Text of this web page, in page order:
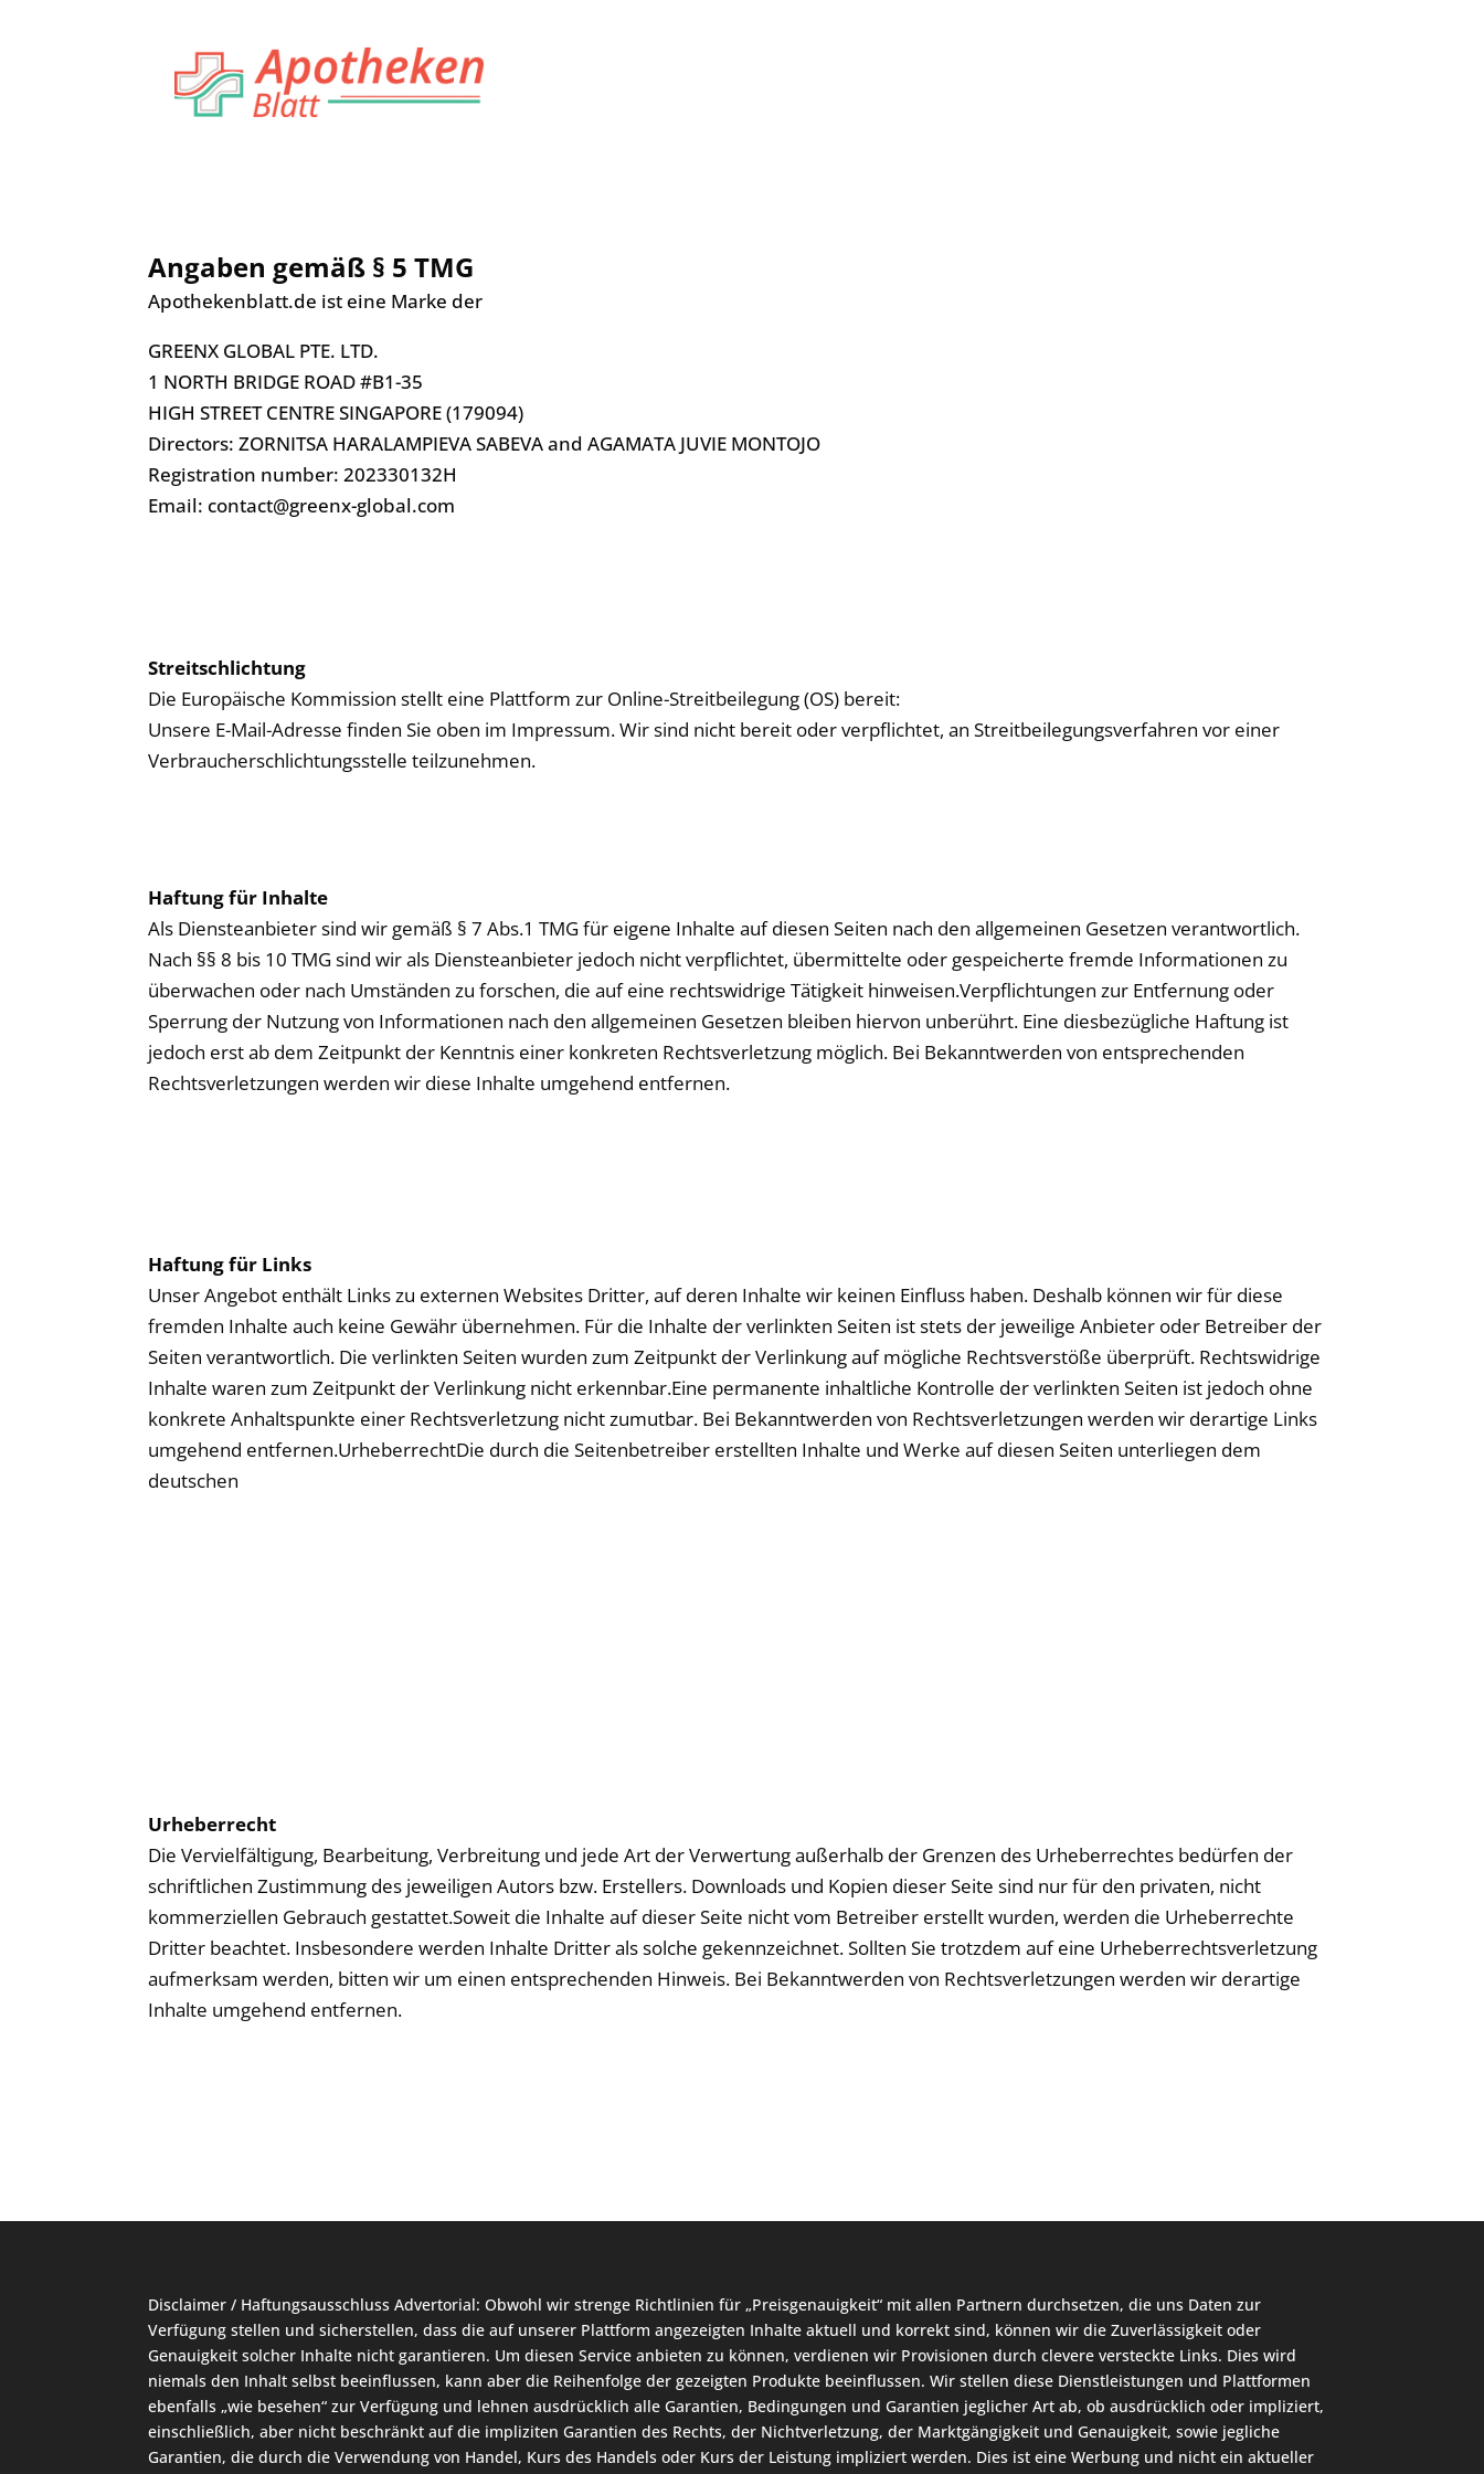
Angaben gemäß § 5 TMG
Apothekenblatt.de ist eine Marke der
GREENX GLOBAL PTE. LTD.
1 NORTH BRIDGE ROAD #B1-35
HIGH STREET CENTRE SINGAPORE (179094)
Directors:ZORNITSA HARALAMPIEVA SABEVA and AGAMATA JUVIE MONTOJO
Registration number:202330132H
Email: contact@greenx-global.com
Streitschlichtung
Die Europäische Kommission stellt eine Plattform zur Online-Streitbeilegung (OS) bereit:
Unsere E-Mail-Adresse finden Sie oben im Impressum. Wir sind nicht bereit oder verpflichtet, an Streitbeilegungsverfahren vor einer
Verbraucherschlichtungsstelle teilzunehmen.
Haftung für Inhalte
Als Diensteanbieter sind wir gemäß § 7 Abs.1 TMG für eigene Inhalte auf diesen Seiten nach den allgemeinen Gesetzen verantwortlich.
Nach §§ 8 bis 10 TMG sind wir als Diensteanbieter jedoch nicht verpflichtet, übermittelte oder gespeicherte fremde Informationen zu
überwachen oder nach Umständen zu forschen, die auf eine rechtswidrige Tätigkeit hinweisen.Verpflichtungen zur Entfernung oder
Sperrung der Nutzung von Informationen nach den allgemeinen Gesetzen bleiben hiervon unberührt. Eine diesbezügliche Haftung ist
jedoch erst ab dem Zeitpunkt der Kenntnis einer konkreten Rechtsverletzung möglich. Bei Bekanntwerden von entsprechenden
Rechtsverletzungen werden wir diese Inhalte umgehend entfernen.
Haftung für Links
Unser Angebot enthält Links zu externen Websites Dritter, auf deren Inhalte wir keinen Einfluss haben. Deshalb können wir für diese
fremden Inhalte auch keine Gewähr übernehmen. Für die Inhalte der verlinkten Seiten ist stets der jeweilige Anbieter oder Betreiber der
Seiten verantwortlich. Die verlinkten Seiten wurden zum Zeitpunkt der Verlinkung auf mögliche Rechtsverstöße überprüft. Rechtswidrige
Inhalte waren zum Zeitpunkt der Verlinkung nicht erkennbar.Eine permanente inhaltliche Kontrolle der verlinkten Seiten ist jedoch ohne
konkrete Anhaltspunkte einer Rechtsverletzung nicht zumutbar. Bei Bekanntwerden von Rechtsverletzungen werden wir derartige Links
umgehend entfernen.Urheberrecht​Die durch die Seitenbetreiber erstellten Inhalte und Werke auf diesen Seiten unterliegen dem
deutschen
Urheberrecht
Die Vervielfältigung, Bearbeitung, Verbreitung und jede Art der Verwertung außerhalb der Grenzen des Urheberrechtes bedürfen der
schriftlichen Zustimmung des jeweiligen Autors bzw. Erstellers. Downloads und Kopien dieser Seite sind nur für den privaten, nicht
kommerziellen Gebrauch gestattet.Soweit die Inhalte auf dieser Seite nicht vom Betreiber erstellt wurden, werden die Urheberrechte
Dritter beachtet. Insbesondere werden Inhalte Dritter als solche gekennzeichnet. Sollten Sie trotzdem auf eine Urheberrechtsverletzung
aufmerksam werden, bitten wir um einen entsprechenden Hinweis. Bei Bekanntwerden von Rechtsverletzungen werden wir derartige
Inhalte umgehend entfernen.
Disclaimer / Haftungsausschluss Advertorial: Obwohl wir strenge Richtlinien für „Preisgenauigkeit“ mit allen Partnern durchsetzen, die uns Daten zur
Verfügung stellen und sicherstellen, dass die auf unserer Plattform angezeigten Inhalte aktuell und korrekt sind, können wir die Zuverlässigkeit oder
Genauigkeit solcher Inhalte nicht garantieren. Um diesen Service anbieten zu können, verdienen wir Provisionen durch clevere versteckte Links. Dies wird
niemals den Inhalt selbst beeinflussen, kann aber die Reihenfolge der gezeigten Produkte beeinflussen. Wir stellen diese Dienstleistungen und Plattformen
ebenfalls „wie besehen“ zur Verfügung und lehnen ausdrücklich alle Garantien, Bedingungen und Garantien jeglicher Art ab, ob ausdrücklich oder impliziert,
einschließlich, aber nicht beschränkt auf die impliziten Garantien des Rechts, der Nichtverletzung, der Marktgängigkeit und Genauigkeit, sowie jegliche
Garantien, die durch die Verwendung von Handel, Kurs des Handels oder Kurs der Leistung impliziert werden. Dies ist eine Werbung und nicht ein aktueller